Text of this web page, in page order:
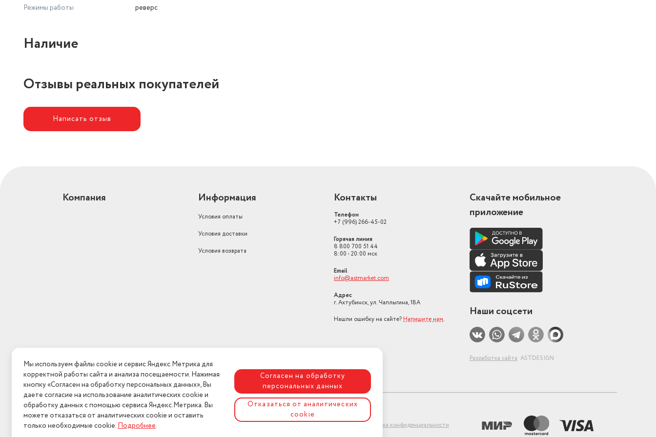
Режимы работы
реверс
Наличие
Отзывы реальных покупателей
Написать отзыв
Компания Информация
Условия оплаты
Условия доставки
Условия возврата
Контакты
Телефон
+7 (996) 266-45-02
Горячая линия
8 800 700 51 44
8:00 - 20:00 мск
Email
info@astmarket.com
Адрес
г. Ахтубинск, ул. Чаплыгина, 18А
Нашли ошибку на сайте? Напишите нам.
Скачайте мобильное
приложение
Наши соцсети
Разработка сайта ASTDESIGN
Политика конфиденциальности
Мы используем файлы cookie и сервис Яндекс.Метрика для
корректной работы сайта и анализа посещаемости. Нажимая
кнопку «Согласен на обработку персональных данных», Вы
даете согласие на использование аналитических cookie и
обработку данных с помощью сервиса Яндекс.Метрика. Вы
можете отказаться от аналитических cookie и оставить
только необходимые cookie.Подробнее.
Согласен на обработку
персональных данных
Отказаться от аналитических
cookie